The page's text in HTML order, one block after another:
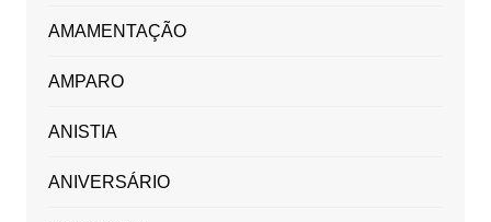
AMAMENTAÇÃO
AMPARO
ANISTIA
ANIVERSÁRIO